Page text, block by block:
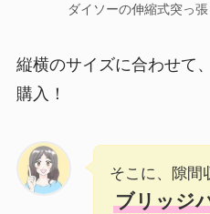
ダイソーの伸縮式突っ
縦横のサイズに合わせて
購入！
そこに、隙間
ブリッジ